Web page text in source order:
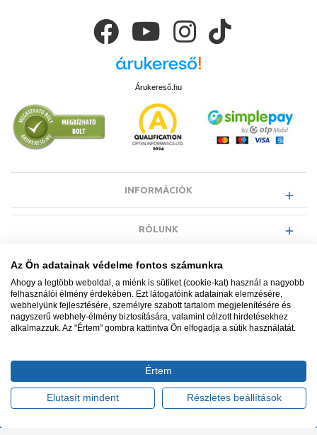
Árukereső.hu
INFORMÁCIÓK
RÓLUNK
EGYÉB INFORMÁCIÓK
VÁSÁRLÓI INFORMÁCIÓK
Minden jog fenntartva. © Adatkezelés nyilvántartási száma NAIH-
Ügyfélszolgálat: +36 1 700 3500
Az Ön adatainak védelme fontos számunkra
Ahogy a legtöbb weboldal, a miénk is sütiket (cookie-kat) használ a nagyobb
felhasználói élmény érdekében. Ezt látogatóink adatainak elemzésére,
webhelyünk fejlesztésére, személyre szabott tartalom megjelenítésére és
nagyszerű webhely-élmény biztosítására, valamint célzott hirdetésekhez
alkalmazzuk. Az "Értem" gombra kattintva Ön elfogadja a sütik használatát.
Értem
Elutasít mindent Részletes beállítások